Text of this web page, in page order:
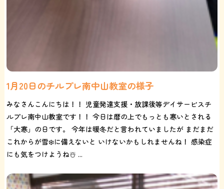
1月20日のチルプレ南中山教室の様子
みなさんこんにちは！！ 児童発達支援・放課後等デイサービスチ
ルプレ南中山教室です！！ 今日は暦の上でもっとも寒いとされる
「大寒」の日です。 今年は暖冬だと言われていましたが まだまだ
これからが雪❄️に備えないと いけないかもしれませんね！ 感染症
にも気をつけようね☃️ ...